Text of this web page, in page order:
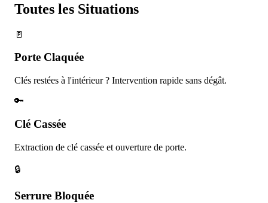
Toutes les Situations
🚪
Porte Claquée
Clés restées à l'intérieur ? Intervention rapide sans dégât.
🔑
Clé Cassée
Extraction de clé cassée et ouverture de porte.
🔒
Serrure Bloquée